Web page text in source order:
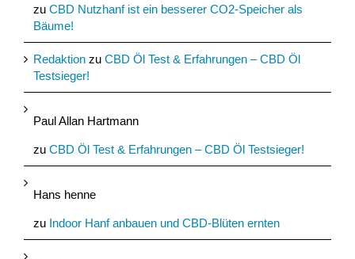
zu CBD Nutzhanf ist ein besserer CO2-Speicher als
Bäume!
Redaktion zu CBD Öl Test & Erfahrungen – CBD Öl
Testsieger!
Paul Allan Hartmann
zu CBD Öl Test & Erfahrungen – CBD Öl Testsieger!
Hans henne
zu Indoor Hanf anbauen und CBD-Blüten ernten